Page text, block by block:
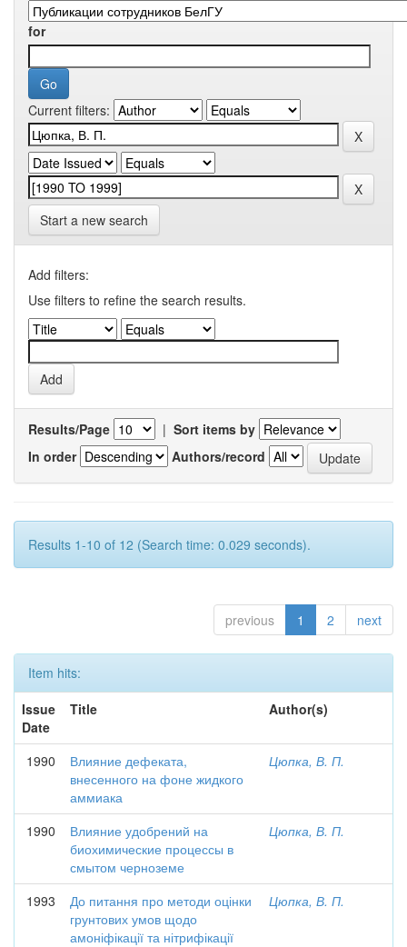
for
Current filters:
Start a new search
Add filters:
Use filters to refine the search results.
Results/Page | Sort items by
In order
Authors/record
Results 1-10 of 12 (Search time: 0.029 seconds).
previous 1 2 next
Item hits:
Issue
Date
Title Author(s)
1990
Влияние дефеката,
внесенного на фоне жидкого
аммиака
Цюпка, В. П.
1990
Влияние удобрений на
биохимические процессы в
смытом черноземе
Цюпка, В. П.
1993
До питання про методи оцінки
грунтових умов щодо
амоніфікації та нітрифікації
Цюпка, В. П.